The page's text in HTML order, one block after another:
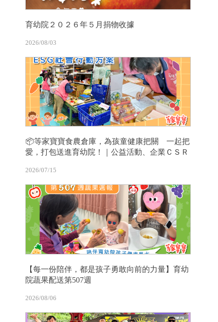
育幼院２０２６年５月捐物收據
2026/08/03
📦等家寶寶食農倉庫，為孩童健康把關 一起把
愛，打包送進育幼院！｜公益活動、企業ＣＳＲ
2026/07/15
【每一份陪伴，都是孩子勇敢向前的力量】育幼
院蔬果配送第507週
2026/08/06